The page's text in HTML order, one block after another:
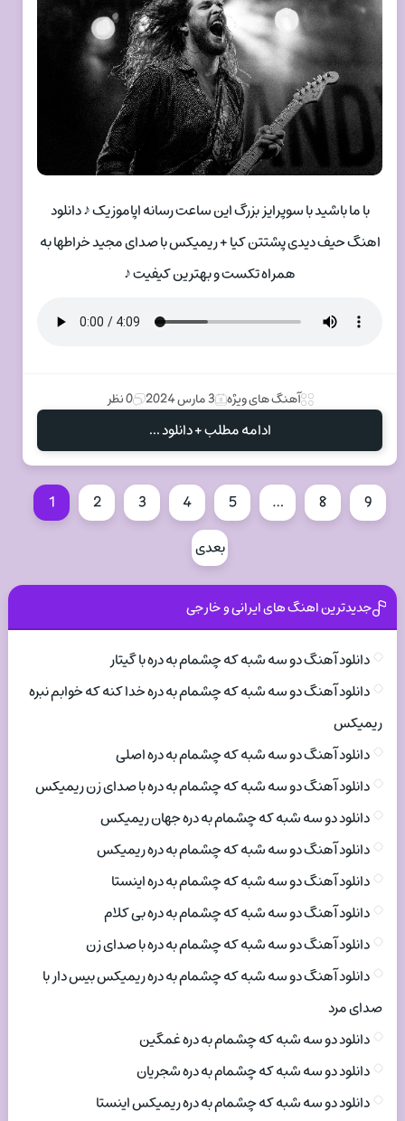
با ما باشید با سوپرایز بزرگ این ساعت رسانه اپاموزیک ♪ دانلود
اهنگ حیف دیدی پشتتن کیا + ریمیکس با صدای مجید خراطها به
همراه تکست و بهترین کیفیت ♪
آهنگ های ویژه 3 مارس 2024 0 نظر
ادامه مطلب + دانلود ...
1 2 3 4 5 … 8
9
بعدی
جدیدترین اهنگ های ایرانی و خارجی
دانلود آهنگ دو سه شبه که چشمام به دره با گیتار
دانلود آهنگ دو سه شبه که چشمام به دره خدا کنه که خوابم نبره
ریمیکس
دانلود آهنگ دو سه شبه که چشمام به دره اصلی
دانلود آهنگ دو سه شبه که چشمام به دره با صدای زن ریمیکس
دانلود دو سه شبه که چشمام به دره جهان ریمیکس
دانلود آهنگ دو سه شبه که چشمام به دره ریمیکس
دانلود آهنگ دو سه شبه که چشمام به دره اینستا
دانلود آهنگ دو سه شبه که چشمام به دره بی کلام
دانلود آهنگ دو سه شبه که چشمام به دره با صدای زن
دانلود آهنگ دو سه شبه که چشمام به دره ریمیکس بیس دار با
صدای مرد
دانلود دو سه شبه که چشمام به دره غمگین
دانلود دو سه شبه که چشمام به دره شجریان
دانلود دو سه شبه که چشمام به دره ریمیکس اینستا